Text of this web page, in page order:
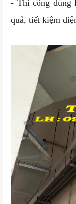
- Thi công đúng
quả, tiết kiệm